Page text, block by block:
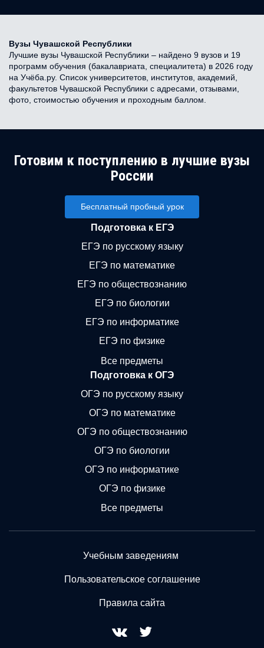
Вузы Чувашской Республики
Лучшие вузы Чувашской Республики – найдено 9 вузов и 19
программ обучения (бакалавриата, специалитета) в 2026 году
на Учёба.ру. Список университетов, институтов, академий,
факультетов Чувашской Республики с адресами, отзывами,
фото, стоимостью обучения и проходным баллом.
Готовим к поступлению в лучшие вузы
России
Бесплатный пробный урок
Подготовка к ЕГЭ
ЕГЭ по русскому языку
ЕГЭ по математике
ЕГЭ по обществознанию
ЕГЭ по биологии
ЕГЭ по информатике
ЕГЭ по физике
Все предметы
Подготовка к ОГЭ
ОГЭ по русскому языку
ОГЭ по математике
ОГЭ по обществознанию
ОГЭ по биологии
ОГЭ по информатике
ОГЭ по физике
Все предметы
Учебным заведениям
Пользовательское соглашение
Правила сайта